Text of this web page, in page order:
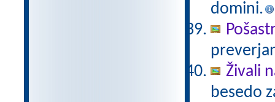
domini.
Živali
besedo